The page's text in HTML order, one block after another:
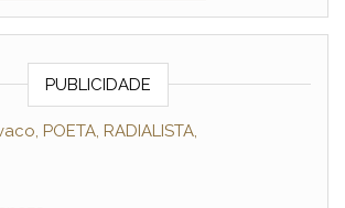
PUBLICIDADE